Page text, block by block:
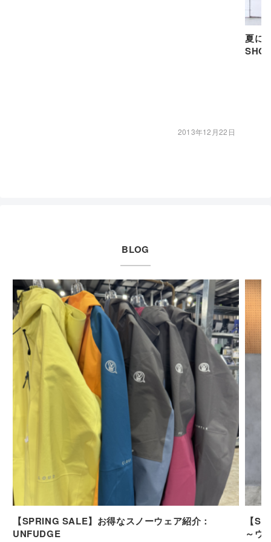
2013年12月22日
夏に1
BLOG
【SPRING SALE】お得なスノーウェア紹介：
UNFUDGE
【
～ウ